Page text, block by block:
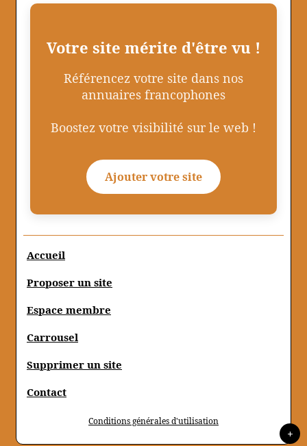
Votre site mérite d'être vu !
Référencez votre site dans nos
annuaires francophones
Boostez votre visibilité sur le web !
Ajouter votre site
Accueil
Proposer un site
Espace membre
Carrousel
Supprimer un site
Contact
Conditions générales d'utilisation
+